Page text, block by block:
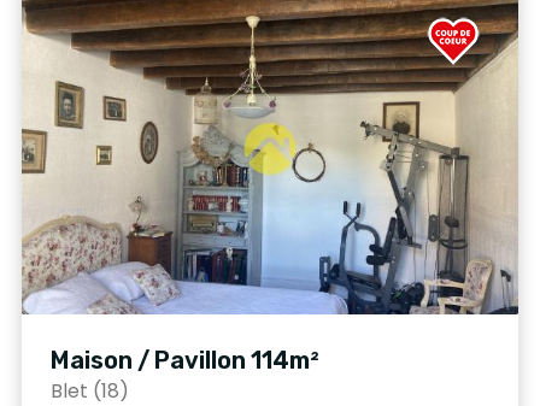
Maison / Pavillon 114m²
Blet (18)